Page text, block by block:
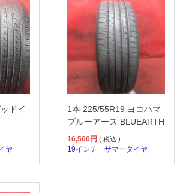
ドイ
ヤ
1本 225/55R19 ヨコハマ
ブルーアース BLUEARTH
16,500円 ( 税込 )
19インチ サマータイヤ